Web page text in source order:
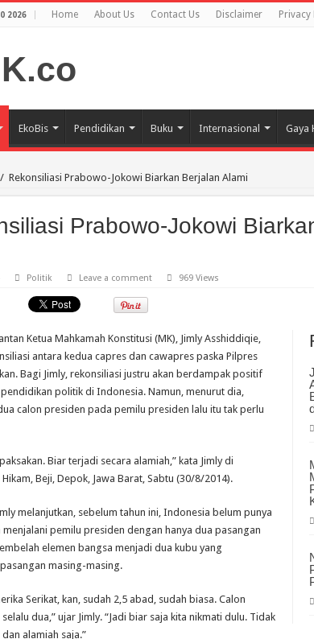
2026 Home About Us Contact Us Disclaimer Privacy
EkoBis Pendidikan Buku Internasional Gaya
/ Rekonsiliasi Prabowo-Jokowi Biarkan Berjalan Alami
Prabowo-Jokowi
Politik Leave a comment 969 Views
Ketua Mahkamah Konstitusi (MK), Jimly Asshiddiqie,
antara kedua capres dan cawapres paska Pilpres
Bagi Jimly, rekonsiliasi justru akan berdampak positif
politik di Indonesia. Namun, menurut dia,
calon presiden pada pemilu presiden lalu itu tak perlu
Biar terjadi secara alamiah,” kata Jimly di
Beji, Depok, Jawa Barat, Sabtu (30/8/2014).
melanjutkan, sebelum tahun ini, Indonesia belum punya
pemilu presiden dengan hanya dua pasangan
elemen bangsa menjadi dua kubu yang
masing-masing.
Serikat, kan, sudah 2,5 abad, sudah biasa. Calon
dua,” ujar Jimly. “Jadi biar saja kita nikmati dulu. Tidak
alamiah saja.”